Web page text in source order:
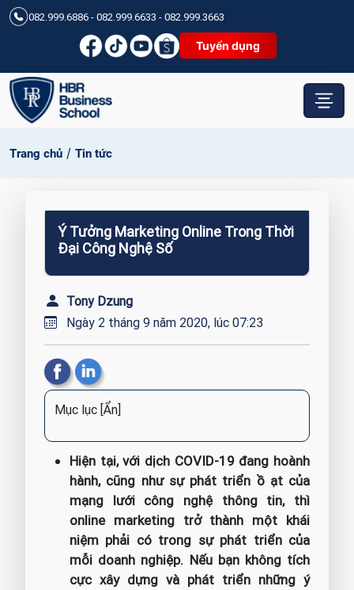
082.999.6886 - 082.999.6633 - 082.999.3663
Tuyển dụng
Trang chủ / Tin tức
Ý Tưởng Marketing Online Trong Thời
Đại Công Nghệ Số
Tony Dzung
Ngày 2 tháng 9 năm 2020, lúc 07:23
Mục lục [Ẩn]
Hiện tại, với dịch COVID-19 đang hoành
hành, cũng như sự phát triển ồ ạt của
mạng lưới công nghệ thông tin, thì
online marketing trở thành một khái
niệm phải có trong sự phát triển của
mỗi doanh nghiệp. Nếu bạn không tích
cực xây dựng và phát triển những ý